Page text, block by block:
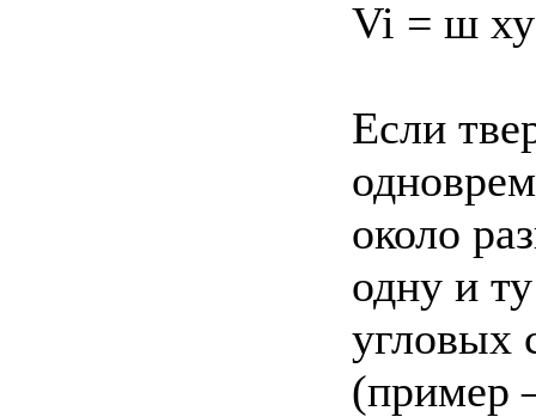
Vi = ш
Если
около
одну и
угловых
(пример